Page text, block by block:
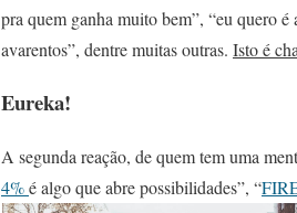
pra quem ganha muito bem”, “eu quero
avarentos”, dentre muitas outras. Isto é
Eureka!
A segunda reação, de quem tem uma
4%é algo que abre possibilidades”, “